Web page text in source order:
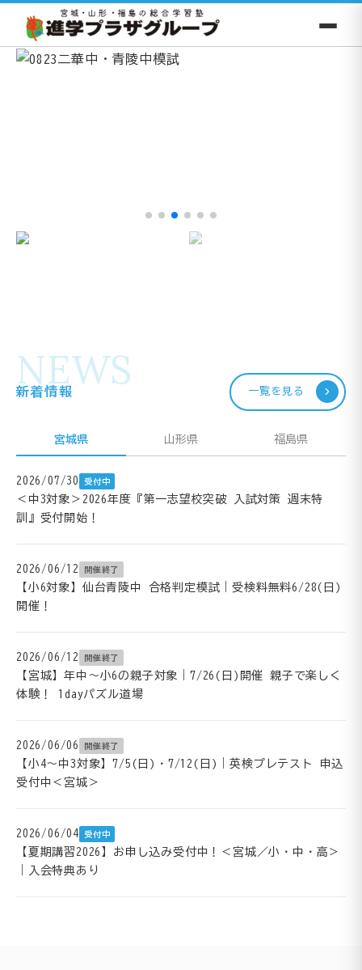
NEWS
新着情報 一覧を見る
宮城県 山形県 福島県
2026/07/30 受付中
＜中3対象＞2026年度『第一志望校突破 入試対策 週末特
訓』受付開始！
2026/06/12 開催終了
【小6対象】仙台青陵中 合格判定模試｜受検料無料6/28(日)
開催！
2026/06/12 開催終了
【宮城】年中～小6の親子対象｜7/26(日)開催 親子で楽しく
体験！ 1dayパズル道場
2026/06/06 開催終了
【小4～中3対象】7/5(日)・7/12(日)｜英検プレテスト 申込
受付中＜宮城＞
2026/06/04 受付中
【夏期講習2026】お申し込み受付中！＜宮城／小・中・高＞
｜入会特典あり